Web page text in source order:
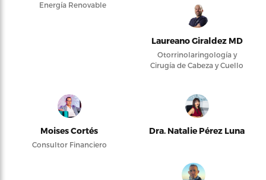
Energía Renovable
Laureano Giraldez MD
Otorrinolaringología y
Cirugía de Cabeza y Cuello
Moises Cortés
Consultor Financiero
Dra. Natalie Pérez Luna